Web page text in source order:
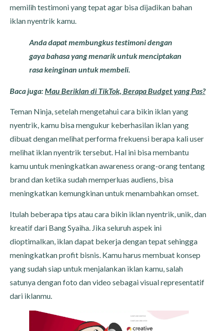
memilih testimoni yang tepat agar bisa dijadikan bahan
iklan nyentrik kamu.
Anda dapat membungkus testimoni dengan
gaya bahasa yang menarik untuk menciptakan
rasa keinginan untuk membeli.
Baca juga:Mau Beriklan di TikTok, Berapa Budget yang Pas?
Teman Ninja, setelah mengetahui cara bikin iklan yang
nyentrik, kamu bisa mengukur keberhasilan iklan yang
dibuat dengan melihat performa frekuensi berapa kali user
melihat iklan nyentrik tersebut. Hal ini bisa membantu
kamu untuk meningkatkan awareness orang-orang tentang
brand dan ketika sudah memperluas audiens, bisa
meningkatkan kemungkinan untuk menambahkan omset.
Itulah beberapa tips atau cara bikin iklan nyentrik, unik, dan
kreatif dari Bang Syaiha. Jika seluruh aspek ini
dioptimalkan, iklan dapat bekerja dengan tepat sehingga
meningkatkan profit bisnis. Kamu harus membuat konsep
yang sudah siap untuk menjalankan iklan kamu, salah
satunya dengan foto dan video sebagai visual representatif
dari iklanmu.